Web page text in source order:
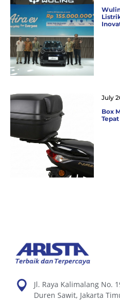
Box
July
Jl. Raya Kalimalang No.
Duren Sawit, Jakarta